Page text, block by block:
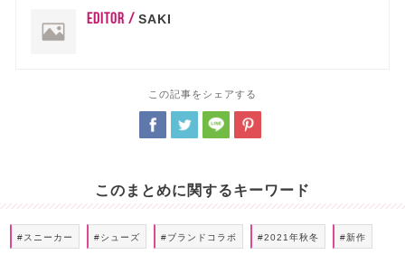
EDITOR /SAKI
この記事をシェアする
このまとめに関するキーワード
#スニーカー #シューズ #ブランドコラボ #2021年秋冬 #新作